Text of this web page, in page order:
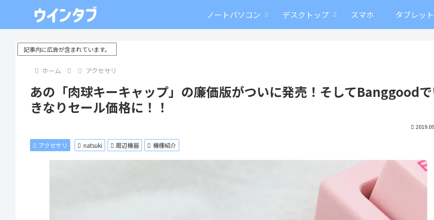
ノートパソコン デスクトップ スマホ タブレット
記事内に広告が含まれています。
ホーム アクセサリ
あの「肉球キーキャップ」の廉価版がついに発売！そしてBanggood
きなりセール価格に！！
アクセサリ natsuki 周辺機器 機種紹介